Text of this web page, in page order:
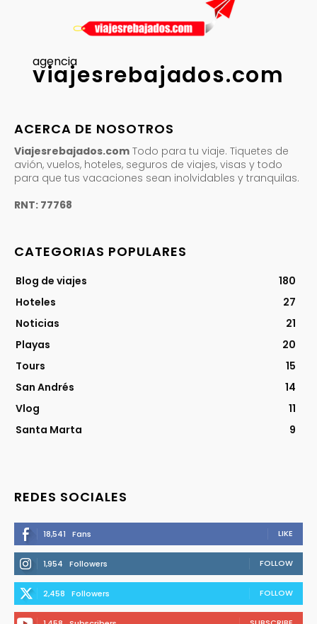
agencia
viajesrebajados.com
ACERCA DE NOSOTROS
Viajesrebajados.com Todo para tu viaje. Tiquetes de
avión, vuelos, hoteles, seguros de viajes, visas y todo
para que tus vacaciones sean inolvidables y tranquilas.
RNT: 77768
CATEGORIAS POPULARES
Blog de viajes
180
Hoteles
27
Noticias
21
Playas
20
Tours
15
San Andrés
14
Vlog
11
Santa Marta
9
REDES SOCIALES
18,541 Fans LIKE
1,954 Followers FOLLOW
2,458 Followers FOLLOW